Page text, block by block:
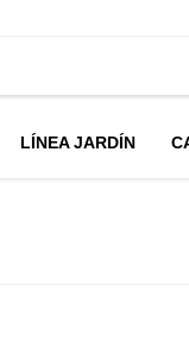
LÍNEA JARDÍN